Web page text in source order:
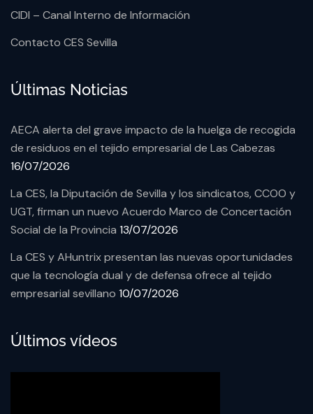
CIDI – Canal Interno de Información
Contacto CES Sevilla
Últimas Noticias
AECA alerta del grave impacto de la huelga de recogida
de residuos en el tejido empresarial de Las Cabezas
16/07/2026
La CES, la Diputación de Sevilla y los sindicatos, CCOO y
UGT, firman un nuevo Acuerdo Marco de Concertación
Social de la Provincia 13/07/2026
La CES y AHuntrix presentan las nuevas oportunidades
que la tecnología dual y de defensa ofrece al tejido
empresarial sevillano 10/07/2026
Últimos vídeos